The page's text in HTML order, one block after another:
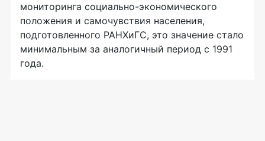
мониторинга социально-экономического
положения и самочувствия населения,
подготовленного РАНХиГС, это значение стало
минимальным за аналогичный период с 1991
года.